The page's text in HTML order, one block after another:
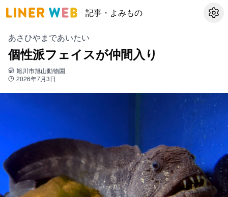
記事・よみもの 設定
あさひやまであいたい
個性派フェイスが仲間入り
旭川市旭山動物園
2026年7月3日